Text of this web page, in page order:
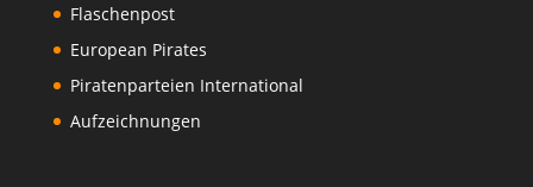
Flaschenpost
European Pirates
Piratenparteien International
Aufzeichnungen